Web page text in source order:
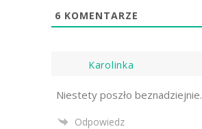
6 KOMENTARZE
Karolinka
Niestety poszło beznadziejnie.
Odpowiedz